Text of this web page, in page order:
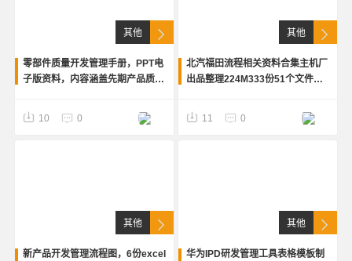
其他
零部件质量开发管理手册，PPT电
子版资料，内容涵盖先期产品质量
效模式、检查基准、包装运输、
PPAP提交、供应商变更管理等
10 0
其他
北汽福田流程相关资料合集主机厂
出品整理224M333份51个文件夹
方案系统方案零部件开发新产品试
制试验验证交付物模板
11 0
其他
新产品开发管理流程图，6份excel
其他
华为IPD研发管理工具表格模板制